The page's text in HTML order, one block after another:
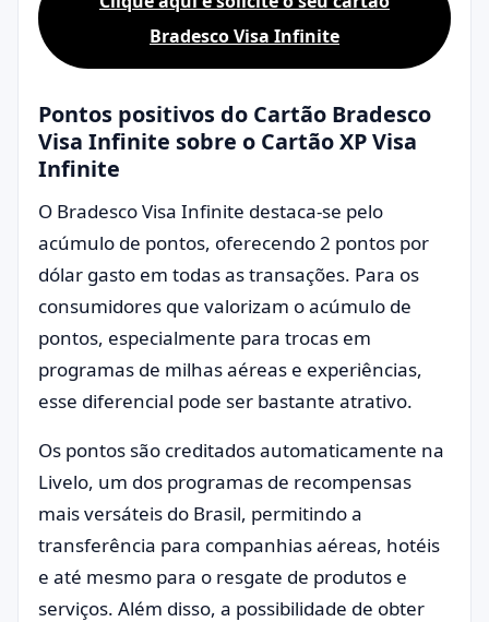
Bradesco Visa Infinite
Pontos positivos do Cartão Bradesco
Visa Infinite sobre o Cartão XP Visa
Infinite
O Bradesco Visa Infinite destaca-se pelo
acúmulo de pontos, oferecendo 2 pontos por
dólar gasto em todas as transações. Para os
consumidores que valorizam o acúmulo de
pontos, especialmente para trocas em
programas de milhas aéreas e experiências,
esse diferencial pode ser bastante atrativo.
Os pontos são creditados automaticamente na
Livelo, um dos programas de recompensas
mais versáteis do Brasil, permitindo a
transferência para companhias aéreas, hotéis
e até mesmo para o resgate de produtos e
serviços. Além disso, a possibilidade de obter